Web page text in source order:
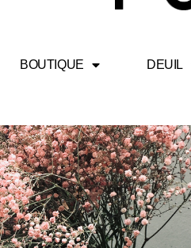
BOUTIQUE DEUIL